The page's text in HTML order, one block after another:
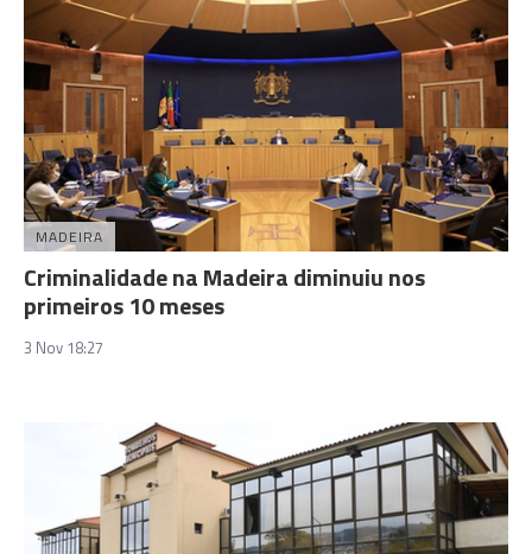
MADEIRA
Criminalidade na Madeira diminuiu nos
primeiros 10 meses
3 Nov 18:27